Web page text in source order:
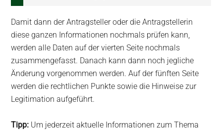
Damit dann der Antragsteller oder die Antragstellerin
diese ganzen Informationen nochmals prüfen kann,
werden alle Daten auf der vierten Seite nochmals
zusammengefasst. Danach kann dann noch jegliche
Änderung vorgenommen werden. Auf der fünften Seite
werden die rechtlichen Punkte sowie die Hinweise zur
Legitimation aufgeführt.
Tipp: Um jederzeit aktuelle Informationen zum Thema